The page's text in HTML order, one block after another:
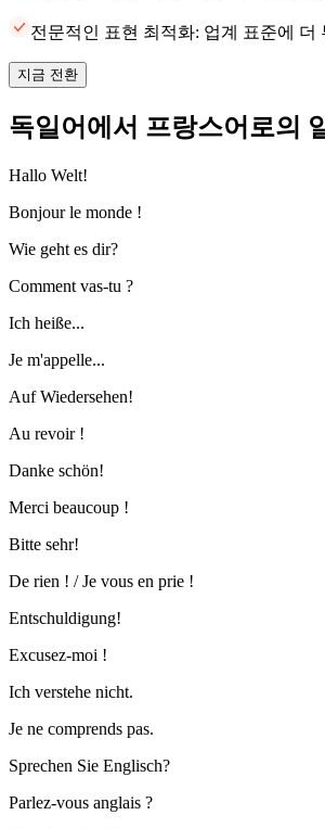
전문적인 표현 최적화: 업계 표준에 더
지금 전환
독일어에서 프랑스어로의
Hallo Welt!
Bonjour le monde !
Wie geht es dir?
Comment vas-tu ?
Ich heiße...
Je m'appelle...
Auf Wiedersehen!
Au revoir !
Danke schön!
Merci beaucoup !
Bitte sehr!
De rien ! / Je vous en prie !
Entschuldigung!
Excusez-moi !
Ich verstehe nicht.
Je ne comprends pas.
Sprechen Sie Englisch?
Parlez-vous anglais ?